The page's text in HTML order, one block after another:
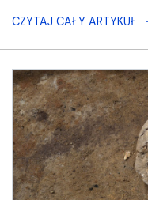
CZYTAJ CAŁY ARTYKUŁ